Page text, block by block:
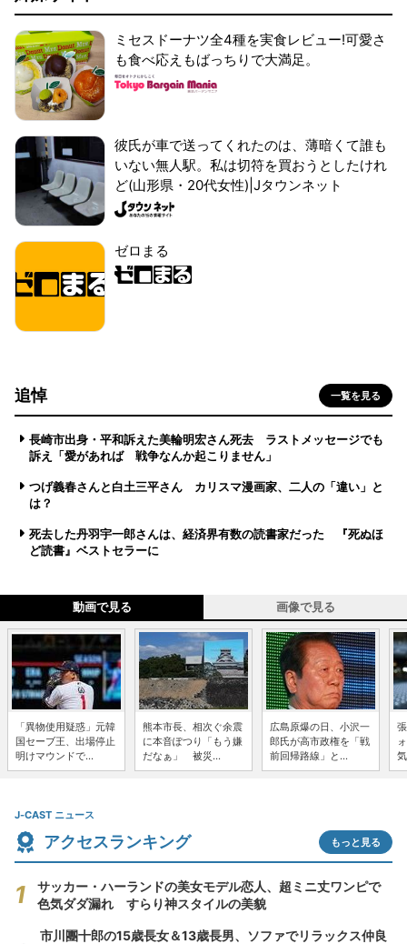
ミセスドーナツ全4種を実食レビュー!可愛さ
も食べ応えもばっちりで大満足。
彼氏が車で送ってくれたのは、薄暗くて誰も
いない無人駅。私は切符を買おうとしたけれ
ど(山形県・20代女性)|Jタウンネット
ゼロまる
追悼 一覧を見る
長崎市出身・平和訴えた美輪明宏さん死去 ラストメッセージでも
訴え「愛があれば 戦争なんか起こりません」
つげ義春さんと白土三平さん カリスマ漫画家、二人の「違い」と
は？
死去した丹羽宇一郎さんは、経済界有数の読書家だった 『死ぬほ
ど読書』ベストセラーに
動画で見る 画像で見る
「異物使用疑惑」元韓
国セーブ王、出場停止
明けマウンドで...
熊本市長、相次ぐ余震
に本音ぽつり「もう嫌
だなぁ」 被災...
広島原爆の日、小沢一
郎氏が高市政権を「戦
前回帰路線」と...
J-CAST ニュース
アクセスランキング もっと見る
サッカー・ハーランドの美女モデル恋人、超ミニ丈ワンピで
色気ダダ漏れ すらり神スタイルの美貌
市川團十郎の15歳長女＆13歳長男、ソファでリラックス仲良